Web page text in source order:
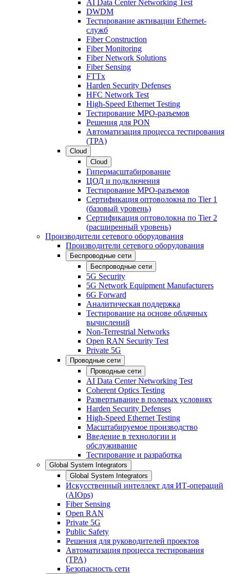
AI Data Center Networking Test
DWDM
Тестирование активации Ethernet-
служб
Fiber Construction
Fiber Monitoring
Fiber Network Solutions
Fiber Sensing
FTTx
Harden Security Defenses
HFC Network Test
High-Speed Ethernet Testing
Тестирование МРО-разъемов
Решения для PON
Автоматизация процесса тестирования
(TPA)
Cloud
Cloud
Гипермасштабирование
ЦОД и подключения
Тестирование МРО-разъемов
Сертификация оптоволокна по Tier 1
(базовый уровень)
Сертификация оптоволокна по Tier 2
(расширенный уровень)
Производители сетевого оборудования
Производители сетевого оборудования
Беспроводные сети
Беспроводные сети
5G Security
5G Network Equipment Manufacturers
6G Forward
Аналитическая поддержка
Тестирование на основе облачных
вычислений
Non-Terrestrial Networks
Open RAN Security Test
Private 5G
Проводные сети
Проводные сети
AI Data Center Networking Test
Coherent Optics Testing
Развертывание в полевых условиях
Harden Security Defenses
High-Speed Ethernet Testing
Масштабируемое производство
Введение в технологии и
обслуживание
Тестирование и разработка
Global System Integrators
Global System Integrators
Искусственный интеллект для ИТ-операций
(AIOps)
Fiber Sensing
Open RAN
Private 5G
Public Safety
Решения для руководителей проектов
Автоматизация процесса тестирования
(TPA)
Безопасность сети